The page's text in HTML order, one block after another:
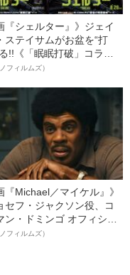
『シェルター』》ジェイ
ステイサムがお盆を“打
!!《「眠眠打破」コラ
フィルムズ）
『Michael／マイケル』》
セフ・ジャクソン役、コ
ン・ドミンゴ オフィシャ
タビュー“観客を魅了した
フィルムズ）